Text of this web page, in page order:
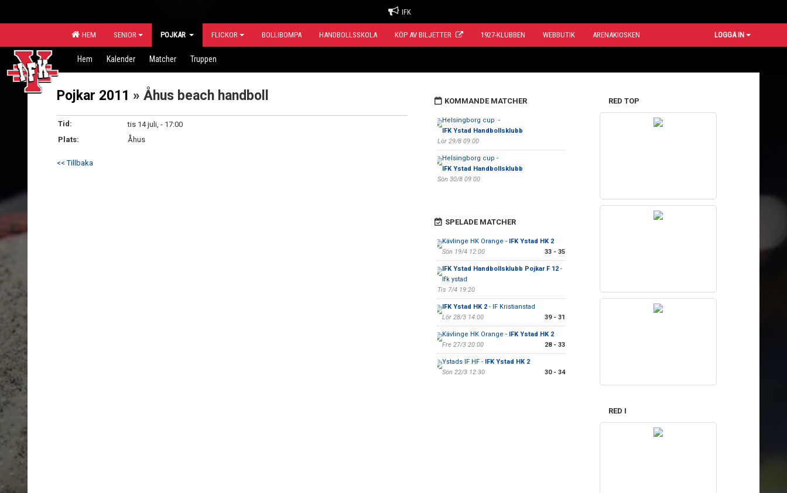
IFK
HEM SENIOR POJKAR FLICKOR BOLLIBOMPA HANDBOLLSSKOLA KÖP AV BILJETTER 1927-KLUBBEN WEBBUTIK ARENAKIOSKEN LOGGA IN
Hem Kalender Matcher Truppen
Pojkar 2011 » Åhus beach handboll
Tid:
tis 14 juli, - 17:00
Plats:
Åhus
<< Tillbaka
KOMMANDE MATCHER
Helsingborg cup -
IFK Ystad Handbollsklubb
Lör 29/8 09:00
Helsingborg cup -
IFK Ystad Handbollsklubb
Sön 30/8 09:00
SPELADE MATCHER
Kävlinge HK Orange - IFK Ystad HK 2
Sön 19/4 12:00
33 - 35
IFK Ystad Handbollsklubb Pojkar F 12-
Ifk ystad
Tis 7/4 19:20
IFK Ystad HK 2- IF Kristianstad
Lör 28/3 14:00
39 - 31
Kävlinge HK Orange - IFK Ystad HK 2
Fre 27/3 20:00
28 - 33
Ystads IF HF - IFK Ystad HK 2
Sön 22/3 12:30
30 - 34
RED TOP
RED I